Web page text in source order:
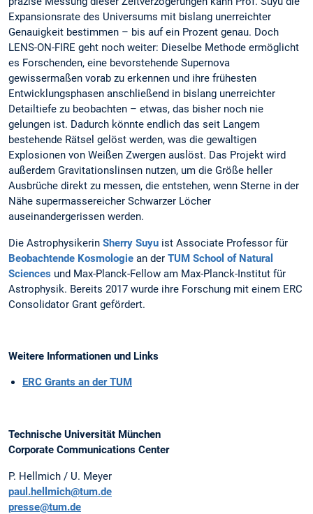
Expansionsrate des Universums mit bislang unerreichter
Genauigkeit bestimmen – bis auf ein Prozent genau. Doch
LENS-ON-FIRE geht noch weiter: Dieselbe Methode ermöglicht
es Forschenden, eine bevorstehende Supernova
gewissermaßen vorab zu erkennen und ihre frühesten
Entwicklungsphasen anschließend in bislang unerreichter
Detailtiefe zu beobachten – etwas, das bisher noch nie
gelungen ist. Dadurch könnte endlich das seit Langem
bestehende Rätsel gelöst werden, was die gewaltigen
Explosionen von Weißen Zwergen auslöst. Das Projekt wird
außerdem Gravitationslinsen nutzen, um die Größe heller
Ausbrüche direkt zu messen, die entstehen, wenn Sterne in der
Nähe supermassereicher Schwarzer Löcher
auseinandergerissen werden.
Die Astrophysikerin Sherry Suyu ist Associate Professor für
Beobachtende Kosmologie an der TUM School of Natural
Sciences und Max-Planck-Fellow am Max-Planck-Institut für
Astrophysik. Bereits 2017 wurde ihre Forschung mit einem ERC
Consolidator Grant gefördert.
Weitere Informationen und Links
ERC Grants an der TUM
Technische Universität München
Corporate Communications Center
P. Hellmich / U. Meyer
paul.hellmich@tum.de
presse@tum.de